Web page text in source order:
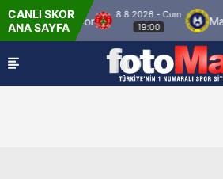
CANLI SKOR
ANA SAYFA
Ümraniyespor
8.8.2026 - Cum
19:00